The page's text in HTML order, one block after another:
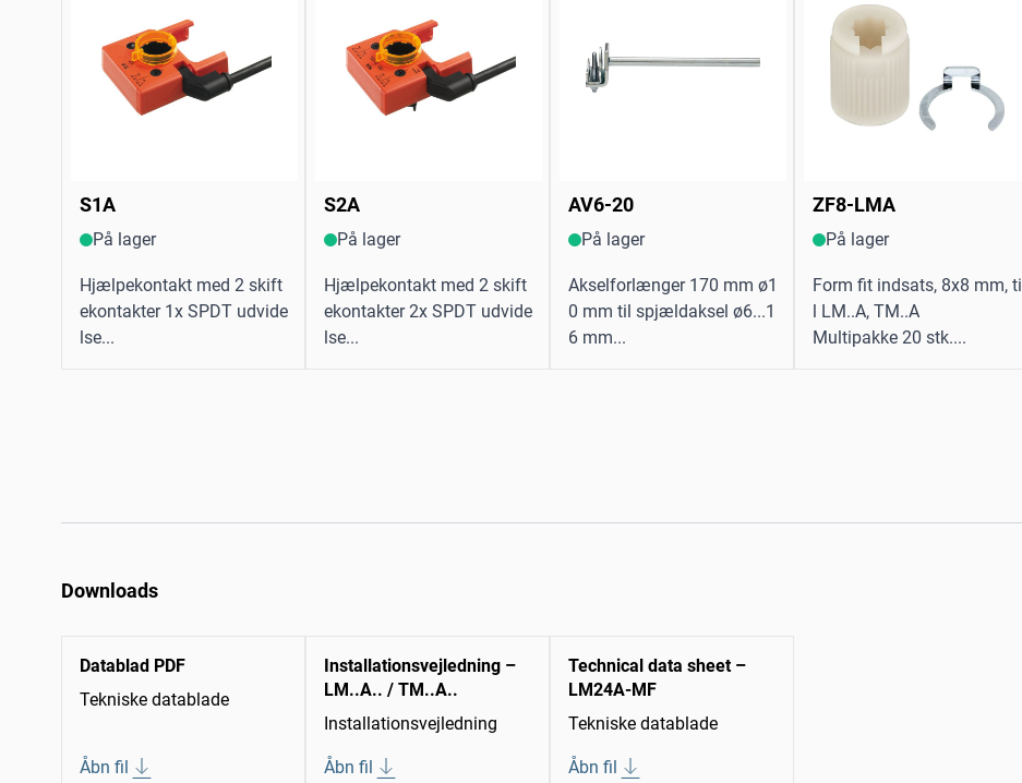
S1A
På lager
Hjælpekontakt med 2 skift
ekontakter 1x SPDT udvide
lse...
S2A
På lager
Hjælpekontakt med 2 skift
ekontakter 2x SPDT udvide
lse...
AV6-20
På lager
Akselforlænger 170 mm ø1
0 mm til spjældaksel ø6...1
6 mm...
ZF8-LMA
På lager
Form fit indsats, 8x8 mm, ti
l LM..A, TM..A
Multipakke 20 stk....
Downloads
Datablad PDF
Tekniske datablade
Åbn fil
Installationsvejledning –
LM..A.. / TM..A..
Installationsvejledning
Åbn fil
Technical data sheet –
LM24A-MF
Tekniske datablade
Åbn fil